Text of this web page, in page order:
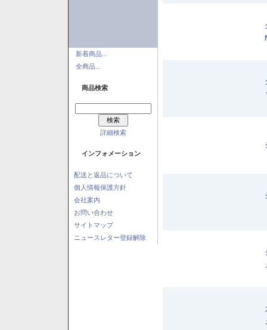
新着商品...
全商品...
商品検索
詳細検索
インフォメーション
配送と返品について
個人情報保護方針
会社案内
お問い合わせ
サイトマップ
ニュースレター登録解除